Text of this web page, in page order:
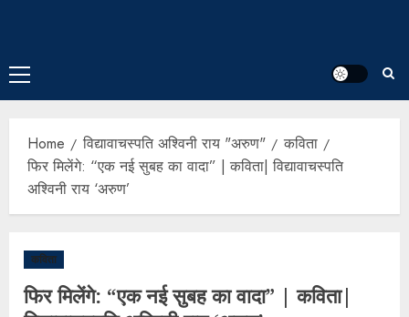
Home विद्यावाचस्पति अश्विनी राय "अरुण"
कविता
फिर मिलेंगे: “एक नई सुबह का वादा” | कविता| विद्यावाचस्पति
अश्विनी राय ‘अरुण’
कविता
फिर मिलेंगे: “एक नई सुबह का वादा” | कविता|